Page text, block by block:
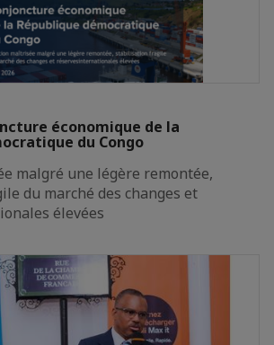
économique de la
du Congo
malgré une légère remontée,
du marché des changes et
élevées